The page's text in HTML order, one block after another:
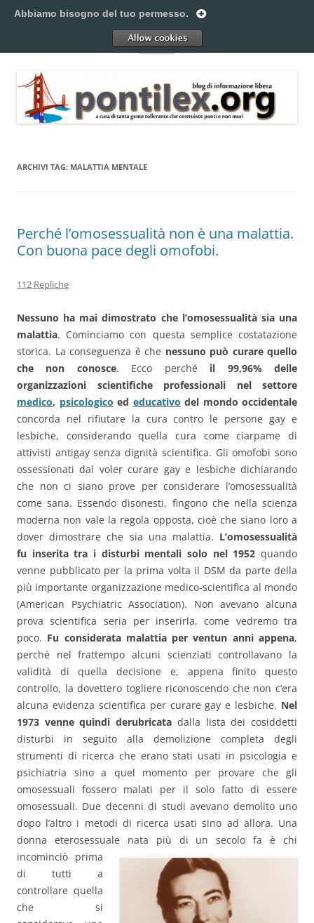
al
Pontilex
Menu
ARCHIVI TAG: MALATTIA MENTALE
Perché l’omosessualità non è una malattia.
Con buona pace degli omofobi.
112 Repliche
Nessuno ha mai dimostrato che l’omosessualità sia una
malattia. Cominciamo con questa semplice costatazione
storica. La conseguenza è che nessuno può curare quello
che non conosce. Ecco perché il 99,96% delle
organizzazioni scientifiche professionali nel settore
medico, psicologico ed educativo del mondo occidentale
concorda nel rifiutare la cura contro le persone gay e
lesbiche, considerando quella cura come ciarpame di
attivisti antigay senza dignità scientifica. Gli omofobi sono
ossessionati dal voler curare gay e lesbiche dichiarando
che non ci siano prove per considerare l’omosessualità
come sana. Essendo disonesti, fingono che nella scienza
moderna non vale la regola opposta, cioè che siano loro a
dover dimostrare che sia una malattia. L’omosessualità
fu inserita tra i disturbi mentali solo nel 1952 quando
venne pubblicato per la prima volta il DSM da parte della
più importante organizzazione medico-scientifica al mondo
(American Psychiatric Association). Non avevano alcuna
prova scientifica seria per inserirla, come vedremo tra
poco. Fu considerata malattia per ventun anni appena,
perché nel frattempo alcuni scienziati controllavano la
validità di quella decisione e, appena finito questo
controllo, la dovettero togliere riconoscendo che non c’era
alcuna evidenza scientifica per curare gay e lesbiche. Nel
1973 venne quindi derubricata dalla lista dei cosiddetti
disturbi in seguito alla demolizione completa degli
strumenti di ricerca che erano stati usati in psicologia e
psichiatria sino a quel momento per provare che gli
omosessuali fossero malati per il solo fatto di essere
omosessuali. Due decenni di studi avevano demolito uno
dopo l’altro i metodi di ricerca usati sino ad allora. Una
donna eterosessuale nata più di un secolo fa è chi
incominciò prima
di tutti a
controllare quella
che si
Abbiamo bisogno del tuo permesso.